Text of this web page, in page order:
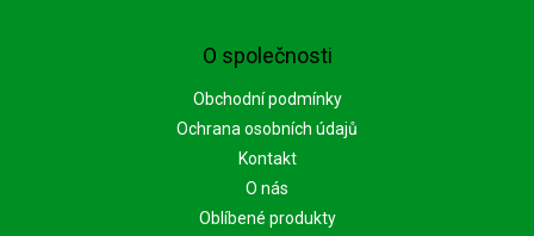
O společnosti
Obchodní podmínky
Ochrana osobních údajů
Kontakt
O nás
Oblíbené produkty